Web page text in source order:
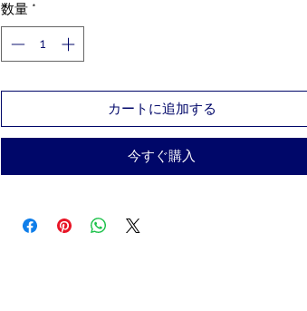
数量 *
カートに追加する
今すぐ購入